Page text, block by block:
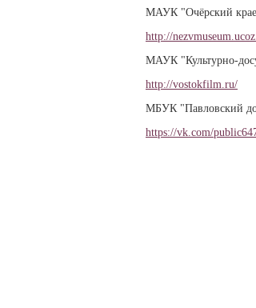
МАУК "Очёрский
http://
МАУК "Культурно-
http://vostokfilm.ru/
МБУК "Павловский
https://vk.com/